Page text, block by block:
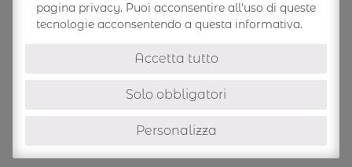
Italian lifestyle Bags -via Caselline, 365
pagina privacy. Puoi acconsentire all'uso di queste
tecnologie acconsentendo a questa informativa.
Accetta tutto
Solo obbligatori
Personalizza